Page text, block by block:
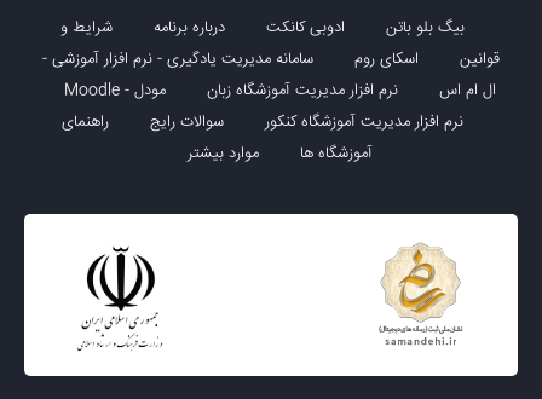
بیگ بلو باتن ادوبی کانکت درباره برنامه
شرایط و
قوانین
اسکای روم
سامانه مدیریت یادگیری - نرم افزار آموزشی -
ال ام اس
نرم افزار مدیریت آموزشگاه زبان
مودل - Moodle
نرم افزار مدیریت آموزشگاه کنکور
سوالات رایج
راهنمای
آموزشگاه ها
موارد بیشتر